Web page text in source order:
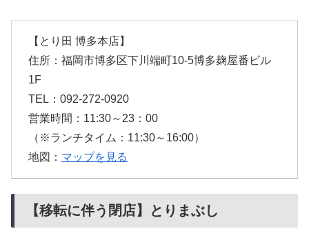
【とり田 博多本店】
住所：福岡市博多区下川端町10-5博多麹屋番ビル
1F
TEL：092-272-0920
営業時間：11:30～23：00
（※ランチタイム：11:30～16:00）
地図： マップを見る
【移転に伴う閉店】とりまぶし